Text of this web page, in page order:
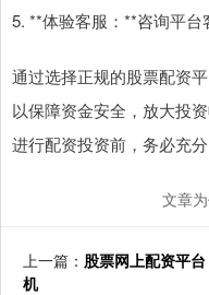
5. **体验客服：**咨询平台
通过选择正规的股票配资
以保障资金安全，放大投
进行配资投资前，务必充
文章
上一篇： 股票网上配资平
机